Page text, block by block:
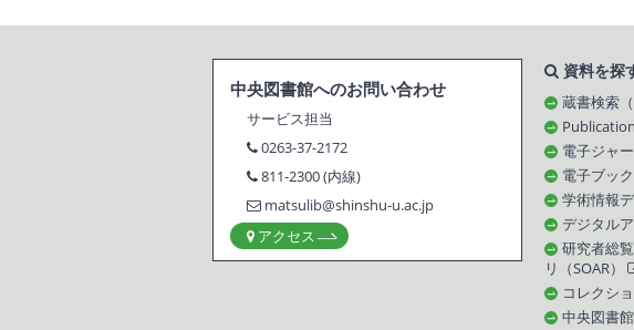
中央図書館へのお問い合わせ
サービス担当
0263-37-2172
811-2300 (内線)
matsulib@shinshu-u.ac.jp
アクセス
資料を探
蔵書検索（
電子ジャ
電子ブック
学術情報
デジタル
研究者総
リ（SOAR）
コレクシ
中央図書